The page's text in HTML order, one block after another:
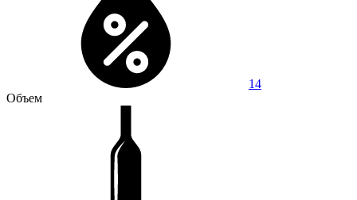
14
Объем